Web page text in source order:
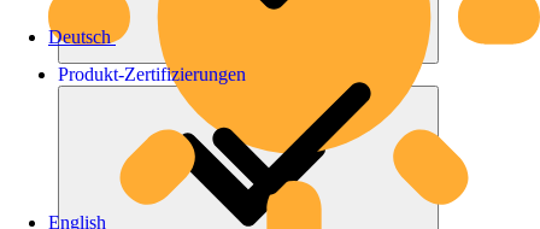
Deutsch
English
Produkt-Zertifizierungen